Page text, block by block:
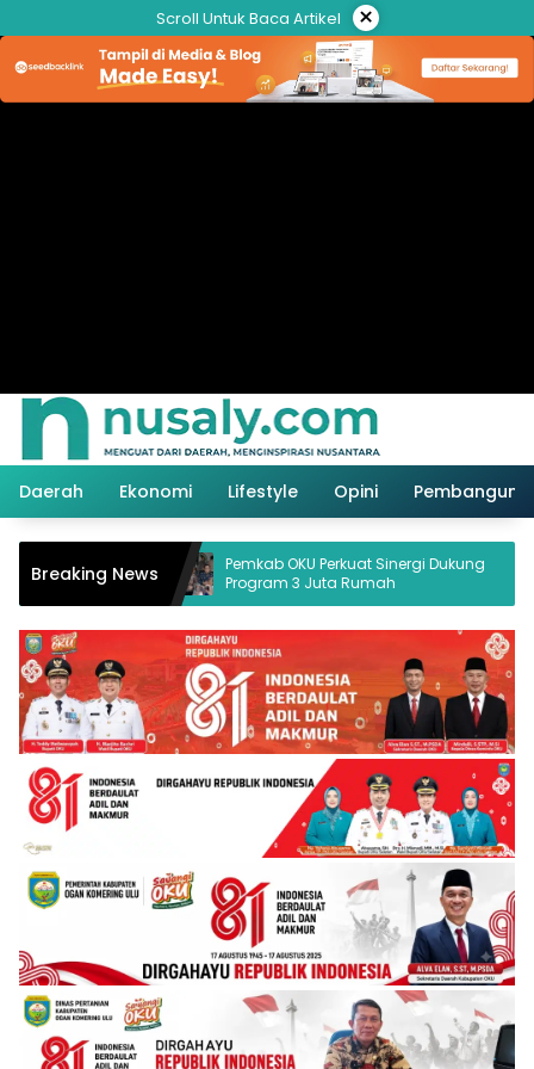
ke
konten
Scroll Untuk Baca Artikel ×
Daerah Ekonomi Lifestyle Opini
Breaking News
Desak
Pemkab OKU Perkuat Sinergi Dukung
Program 3 Juta Rumah